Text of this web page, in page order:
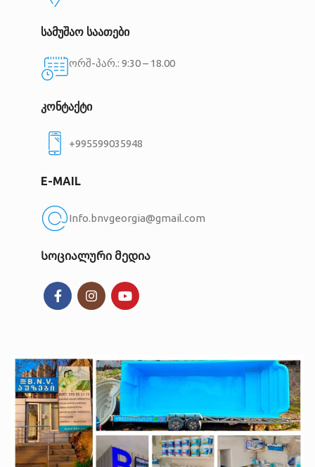
სამუშაო საათები
ორშ-პარ.: 9:30 – 18.00
კონტაქტი
+995599035948
E-MAIL
Info.bnvgeorgia@gmail.com
Სოციალური მედია